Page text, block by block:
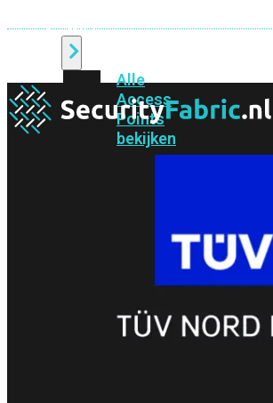
WiFi
Alle
Access
Points
bekijken
6Wi-